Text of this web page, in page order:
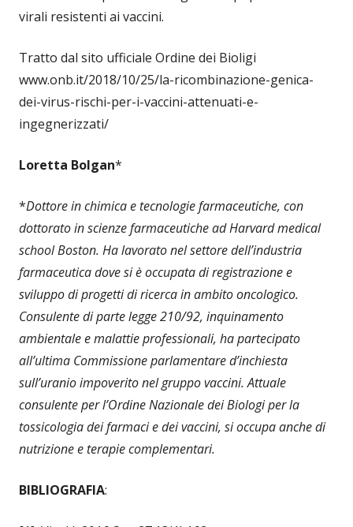
virali resistenti ai vaccini.
Tratto dal sito ufficiale Ordine dei Bioligi
www.onb.it/2018/10/25/la-ricombinazione-genica-
dei-virus-rischi-per-i-vaccini-attenuati-e-
ingegnerizzati/
Loretta Bolgan*
*Dottore in chimica e tecnologie farmaceutiche, con
dottorato in scienze farmaceutiche ad Harvard medical
school Boston. Ha lavorato nel settore dell’industria
farmaceutica dove si è occupata di registrazione e
sviluppo di progetti di ricerca in ambito oncologico.
Consulente di parte legge 210/92, inquinamento
ambientale e malattie professionali, ha partecipato
all’ultima Commissione parlamentare d’inchiesta
sull’uranio impoverito nel gruppo vaccini. Attuale
consulente per l’Ordine Nazionale dei Biologi per la
tossicologia dei farmaci e dei vaccini, si occupa anche di
nutrizione e terapie complementari.
BIBLIOGRAFIA: